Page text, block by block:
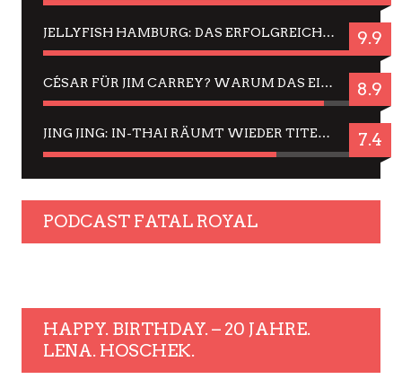
JELLYFISH HAMBURG: DAS ERFOLGREICHE SOMMER-MENÜ 2025 IN GEFÜHLEN UND BILDERN 9.9
CÉSAR FÜR JIM CARREY? WARUM DAS EINER DER NERVIGSTEN ACTORS IST UND BLEIBT 8.9
JING JING: IN-THAI RÄUMT WIEDER TITEL AB – EIN ZWEI-STUNDEN-ERLEBNISBERICHT 7.4
PODCAST FATAL ROYAL
HAPPY. BIRTHDAY. – 20 JAHRE.
LENA. HOSCHEK.